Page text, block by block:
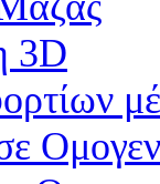
3D